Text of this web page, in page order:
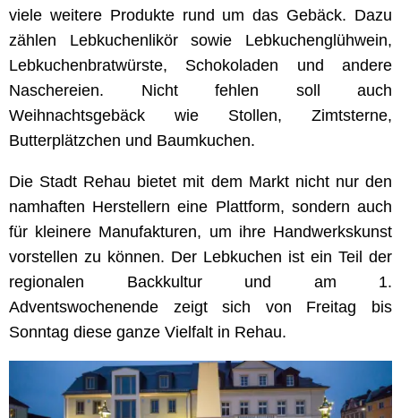
viele weitere Produkte rund um das Gebäck. Dazu
zählen Lebkuchenlikör sowie Lebkuchenglühwein,
Lebkuchenbratwürste, Schokoladen und andere
Naschereien. Nicht fehlen soll auch
Weihnachtsgebäck wie Stollen, Zimtsterne,
Butterplätzchen und Baumkuchen.
Die Stadt Rehau bietet mit dem Markt nicht nur den
namhaften Herstellern eine Plattform, sondern auch
für kleinere Manufakturen, um ihre Handwerkskunst
vorstellen zu können. Der Lebkuchen ist ein Teil der
regionalen Backkultur und am 1.
Adventswochenende zeigt sich von Freitag bis
Sonntag diese ganze Vielfalt in Rehau.